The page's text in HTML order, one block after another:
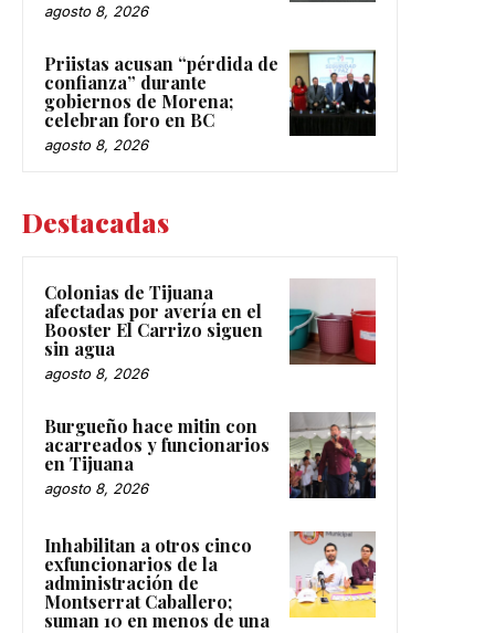
agosto 8, 2026
Priistas acusan “pérdida de
confianza” durante
gobiernos de Morena;
celebran foro en BC
agosto 8, 2026
Destacadas
Colonias de Tijuana
afectadas por avería en el
Booster El Carrizo siguen
sin agua
agosto 8, 2026
Burgueño hace mitin con
acarreados y funcionarios
en Tijuana
agosto 8, 2026
Inhabilitan a otros cinco
exfuncionarios de la
administración de
Montserrat Caballero;
suman 10 en menos de una